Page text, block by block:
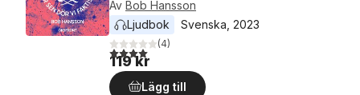
Av Bob Hansson
Ljudbok
Svenska 2023
4,0utav 5 stjärnor. Totalt antal röster:
(4)
119 kr
Lägg till